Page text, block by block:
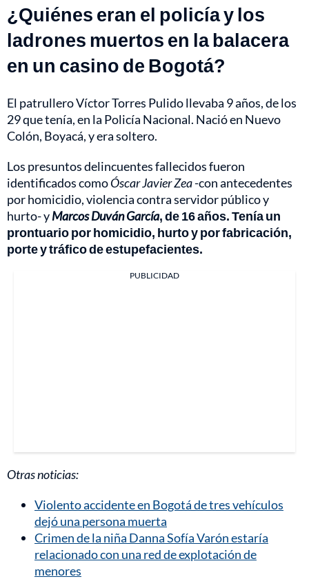
¿Quiénes eran el policía y los
ladrones muertos en la balacera
en un casino de Bogotá?
El patrullero Víctor Torres Pulido llevaba 9 años, de los
29 que tenía, en la Policía Nacional. Nació en Nuevo
Colón, Boyacá, y era soltero.
Los presuntos delincuentes fallecidos fueron
identificados comoÓscar Javier Zea-con antecedentes
por homicidio, violencia contra servidor público y
hurto- yMarcos Duván García, de 16 años. Tenía un
prontuario por homicidio, hurto y por fabricación,
porte y tráfico de estupefacientes.
PUBLICIDAD
Otras noticias:
Violento accidente en Bogotá de tres vehículos
dejó una persona muerta
Crimen de la niña Danna Sofía Varón estaría
relacionado con una red de explotación de
menores